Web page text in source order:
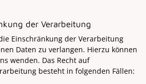
der Verarbeitung
Einschränkung der Verarbeitung
Daten zu verlangen. Hierzu können
wenden. Das Recht auf
besteht in folgenden Fällen: